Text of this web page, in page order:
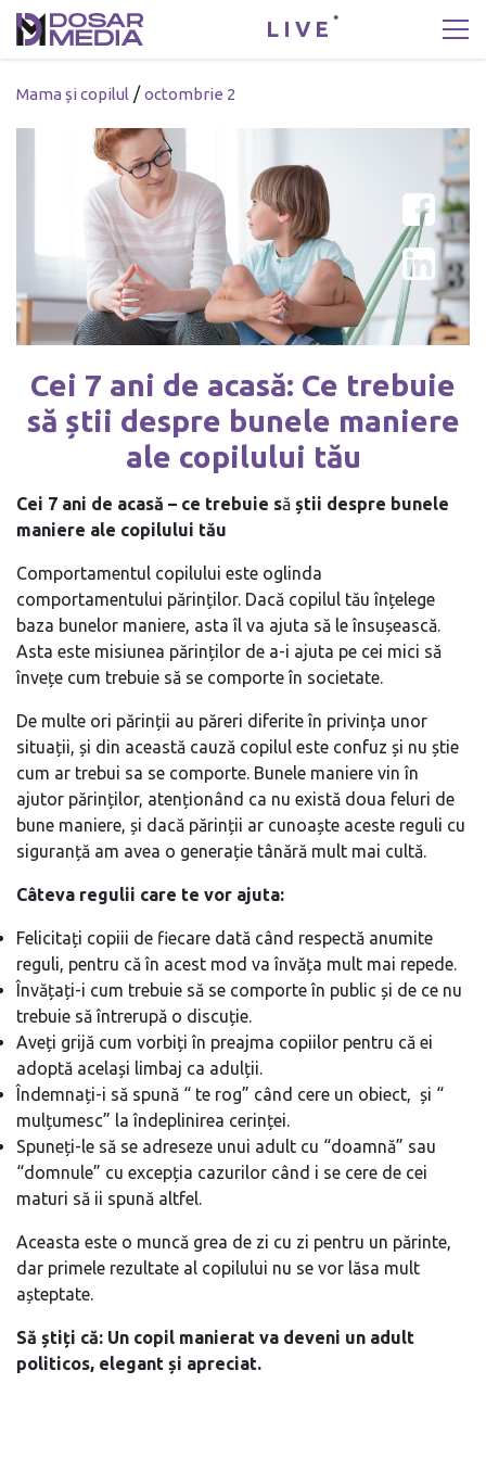
LIVE
Mama și copilul /octombrie 2
Cei 7 ani de acasă: Ce trebuie
să știi despre bunele maniere
ale copilului tău
Cei 7 ani de acasă – ce trebuie să știi despre bunele
maniere ale copilului tău
Comportamentul copilului este oglinda
comportamentului părinților. Dacă copilul tău înțelege
baza bunelor maniere, asta îl va ajuta să le însușească.
Asta este misiunea părinților de a-i ajuta pe cei mici să
învețe cum trebuie să se comporte în societate.
De multe ori părinții au păreri diferite în privința unor
situații, și din această cauză copilul este confuz și nu știe
cum ar trebui sa se comporte. Bunele maniere vin în
ajutor părinților, atenționând ca nu există doua feluri de
bune maniere, și dacă părinții ar cunoaște aceste reguli cu
siguranță am avea o generație tânără mult mai cultă.
Câteva regulii care te vor ajuta:
Felicitați copiii de fiecare dată când respectă anumite
reguli, pentru că în acest mod va învăța mult mai repede.
Învățați-i cum trebuie să se comporte în public și de ce nu
trebuie să întrerupă o discuție.
Aveți grijă cum vorbiți în preajma copiilor pentru că ei
adoptă același limbaj ca adulții.
Îndemnați-i să spună “ te rog” când cere un obiect, și “
mulțumesc” la îndeplinirea cerinței.
Spuneți-le să se adreseze unui adult cu “doamnă” sau
“domnule” cu excepția cazurilor când i se cere de cei
maturi să ii spună altfel.
Aceasta este o muncă grea de zi cu zi pentru un părinte,
dar primele rezultate al copilului nu se vor lăsa mult
așteptate.
Să știți că: Un copil manierat va deveni un adult
politicos, elegant și apreciat.